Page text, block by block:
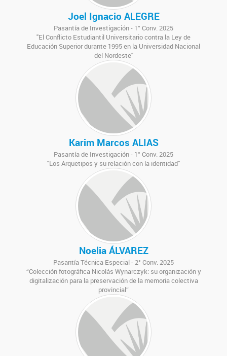
Joel Ignacio ALEGRE
Pasantía de Investigación - 1° Conv. 2025
"El Conflicto Estudiantil Universitario contra la Ley de
Educación Superior durante 1995 en la Universidad Nacional
del Nordeste"
Karim Marcos ALIAS
Pasantía de Investigación - 1° Conv. 2025
"Los Arquetipos y su relación con la identidad"
Noelia ÁLVAREZ
Pasantía Técnica Especial - 2° Conv. 2025
“Colección fotográfica Nicolás Wynarczyk: su organización y
digitalización para la preservación de la memoria colectiva
provincial”